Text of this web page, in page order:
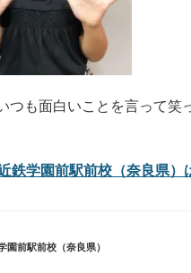
つも面白いことを言って笑
鉄学園前駅前校（奈良県）
園前駅前校（奈良県）